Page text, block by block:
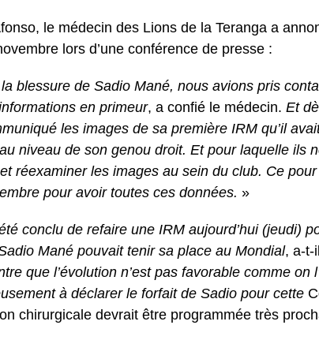
le médecin des Lions de la Teranga a
lors d’une conférence de presse :
blessure de Sadio Mané, nous avions pris
en primeur, a confié le médecin. Et
les images de sa première IRM qu’il
niveau de son genou droit. Et pour laquelle ils
réexaminer les images au sein du club. Ce
pour avoir toutes ces données. »
conclu de refaire une IRM aujourd’hui (jeudi)
Mané pouvait tenir sa place au Mondial, a-t-
que l’évolution n’est pas favorable comme on
à déclarer le forfait de Sadio pour cette
chirurgicale devrait être programmée très